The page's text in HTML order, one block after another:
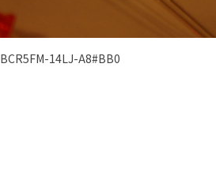
BCR5FM-14LJ-A8#BB0